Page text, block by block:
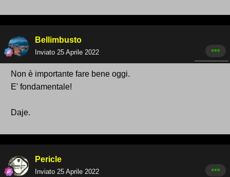
Bellimbusto
Inviato 25 Aprile 2022
Non è importante fare bene oggi.
E' fondamentale!
Daje.
Pericle
Inviato 25 Aprile 2022